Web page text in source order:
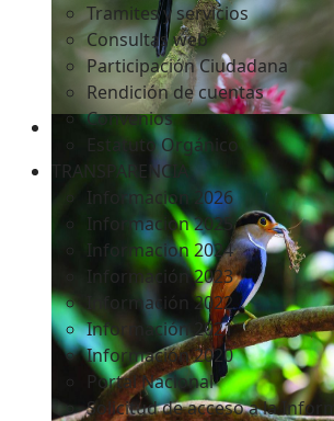
Tramites y servicios
Consultas web
Participación Ciudadana
Rendición de cuentas
Convenios
Estatuto Orgánico
TRANSPARENCIA
Informacion 2026
Informacion 2025
Informacion 2024
Información 2023
Información 2022
Información 2021
Información 2020
Portal Nacional
Solicitud de acceso a la